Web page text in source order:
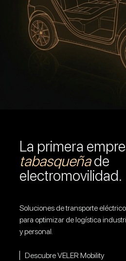
La primera
tabasqueñade
electromovilidad.
Soluciones de transporte
para optimizar de logística
y personal.
Descubre VELER Mobility